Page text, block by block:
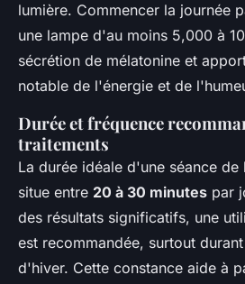
lumière. Commencer la journée
une lampe d'au moins 5,000 à
sécrétion de mélatonine et
notable de l'énergie et de
Durée et fréquence
traitements
La durée idéale d'une séance de
situe entre 20 à 30 minutes par
des résultats significatifs, une
est recommandée, surtout
d'hiver. Cette constance aide à